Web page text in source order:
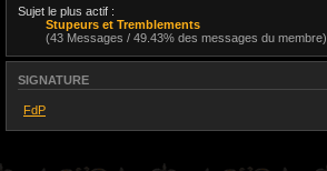
Sujet le plus actif :
Stupeurs et Tremblements
(43 Messages / 49.43% des messages du membre)
SIGNATURE
FdP